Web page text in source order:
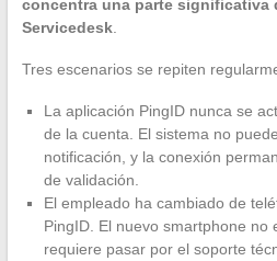
concentra una parte significativa
Servicedesk.
Tres escenarios se repiten
La aplicación PingID nunca se
de la cuenta. El sistema no
notificación, y la conexión
de validación.
El empleado ha cambiado de
PingID. El nuevo smartphone no
requiere pasar por el soporte